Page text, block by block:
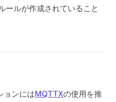
ールが作成されていること
ョンにはMQTTXの使用を推